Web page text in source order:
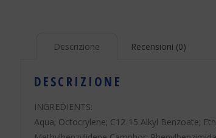
Descrizione Recensioni (0)
DESCRIZIONE
INGREDIENTS:
Aqua; Octocrylene; C12-15 Alkyl Benzoate;